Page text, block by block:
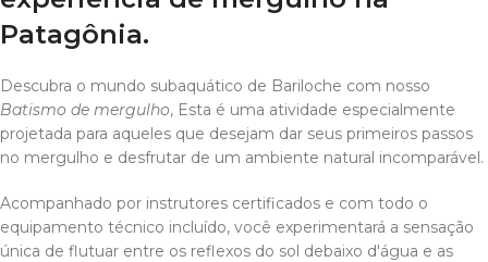
Patagônia.
Descubra o mundo subaquático de Bariloche com nosso
Batismo de mergulho, Esta é uma atividade especialmente
projetada para aqueles que desejam dar seus primeiros passos
no mergulho e desfrutar de um ambiente natural incomparável.
Acompanhado por instrutores certificados e com todo o
equipamento técnico incluído, você experimentará a sensação
única de flutuar entre os reflexos do sol debaixo d'água e as